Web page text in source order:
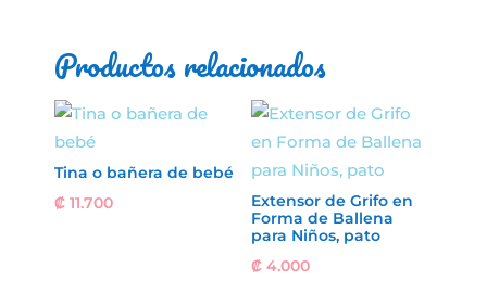
Productos relacionados
Tina o bañera de bebé
₡ 11.700
Extensor de Grifo en
Forma de Ballena
para Niños, pato
₡4.000